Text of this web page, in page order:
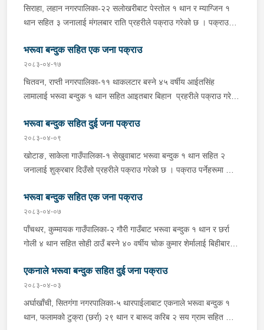
सिराहा, लहान नगरपालिका-२२ सलोखरीबाट पेस्तोल १ थान र म्याग्जिन १
थान सहित ३ जनालाई मंगलबार राति प्रहरीले पक्राउ गरेको छ । पक्राउ
१९ वर्षीय संजय दास रहेका छन् । प्रहरी चौकी सितापुरबाट खटिएको
प्रहरीले उनीहरूलाई उक्त पेस्तोल सहित फेला पारी पक्राउ गरेको हो । यस
सम्बन्धमा प्रहरीले आवश्यक अनुसन्धान गरिरहेको छ ।
भरूवा बन्दुक सहित एक जना पक्राउ
२०८३-०४-१७
चितवन, राप्ती नगरपालिका-११ थाकलटार बस्ने ४५ वर्षीय आईतसिंह
लामालाई भरूवा बन्दुक १ थान सहित आइतबार बिहान प्रहरीले पक्राउ गरेको
गर्दा उक्त बन्दुक फेला पारी पक्राउ गरेको हो । यस सम्बन्धमा प्रहरीले
आवश्यक अनुसन्धान गरिरहेको छ ।
भरूवा बन्दुक सहित दुई जना पक्राउ
२०८३-०४-०९
खोटाङ, साकेला गाउँपालिका-१ सेखुवाबाट भरूवा बन्दुक १ थान सहित २
जनालाई शुक्रबार दिउँसो प्रहरीले पक्राउ गरेको छ । पक्राउ पर्नेहरूमा सोही
प्रहरी पोष्ट निर्मलीडाँडाबाट खटिएको प्रहरीले उनीहरूलाई उक्त बन्दुक सहित
फेला पारी पक्राउ गरेको हो । यस सम्बन्धमा प्रहरीले आवश्यक अनुसन्धान
गरिरहेको छ ।
भरूवा बन्दुक सहित एक जना पक्राउ
२०८३-०४-०७
पाँचथर, कुम्मायक गाउँपालिका-२ गौरी गाउँबाट भरूवा बन्दुक १ थान र छर्रा
गोली ४ थान सहित सोही ठाउँ बस्ने ४० वर्षीय चोक कुमार शेर्मालाई बिहीबार
प्रहरीले उनलाई उक्त बन्दुक सहित फेला पारी पक्राउ गरेको हो । यस
सम्बन्धमा प्रहरीले आवश्यक अनुसन्धान गरिरहेको छ ।
एकनाले भरूवा बन्दुक सहित दुई जना पक्राउ
२०८३-०४-०३
अर्घाखाँची, सितगंगा नगरपालिका-५ थारपाईलाबाट एकनाले भरूवा बन्दुक १
थान, फलामको टुक्रा (छर्रा) २९ थान र बारूद करिब २ सय ग्राम सहित सोही